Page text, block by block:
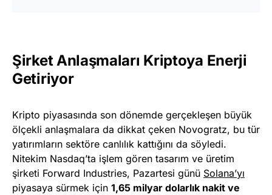
Şirket Anlaşmaları Kriptoya Enerji
Getiriyor
Kripto piyasasında son dönemde gerçekleşen büyük
ölçekli anlaşmalara da dikkat çeken Novogratz, bu tür
yatırımların sektöre canlılık kattığını da söyledi.
Nitekim Nasdaq’ta işlem gören tasarım ve üretim
şirketi Forward Industries, Pazartesi günü Solana’yı
piyasaya sürmek için 1,65 milyar dolarlık nakit ve